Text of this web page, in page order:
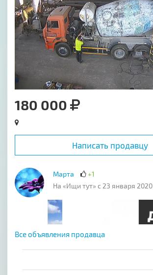
180 000
Написать продавцу
Марта
+1
На «Ищи тут» с 23 января 2020
Все объявления продавца